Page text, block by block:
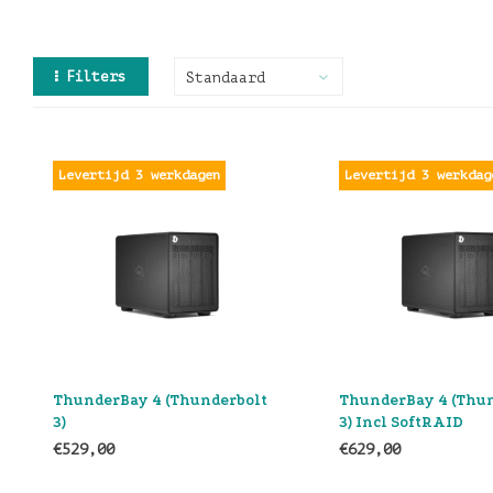
Filters Standaard
Levertijd 3 werkdagen
ThunderBay 4 (Thunderbolt
3)
€529,00
Levertijd 3
ThunderBay 4
3) Incl SoftRAID
€629,00